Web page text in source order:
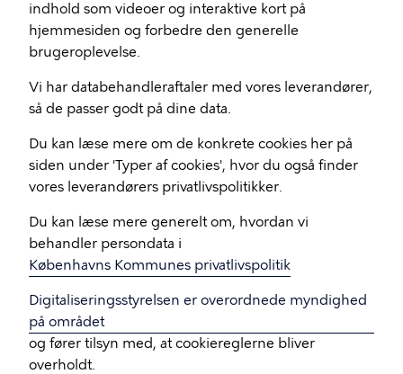
indhold som videoer og interaktive kort på
hjemmesiden og forbedre den generelle
brugeroplevelse.
Vi har databehandleraftaler med vores leverandører,
så de passer godt på dine data.
Du kan læse mere om de konkrete cookies her på
siden under 'Typer af cookies', hvor du også finder
vores leverandørers privatlivspolitikker.
Du kan læse mere generelt om, hvordan vi
behandler persondata i
Københavns Kommunes privatlivspolitik
Digitaliseringsstyrelsen er overordnede myndighed
på området
og fører tilsyn med, at cookiereglerne bliver
overholdt.